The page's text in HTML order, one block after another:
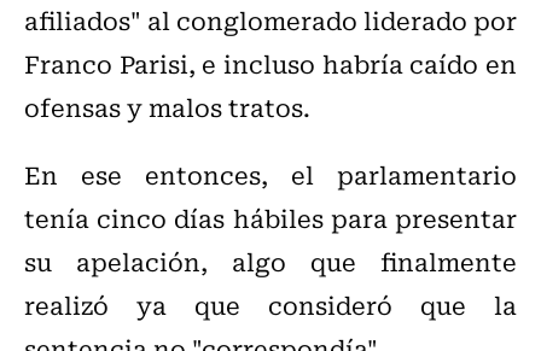
afiliados" al conglomerado liderado por
Franco Parisi, e incluso habría caído en
ofensas y malos tratos.
En ese entonces, el parlamentario
tenía cinco días hábiles para presentar
su apelación, algo que finalmente
realizó ya que consideró que la